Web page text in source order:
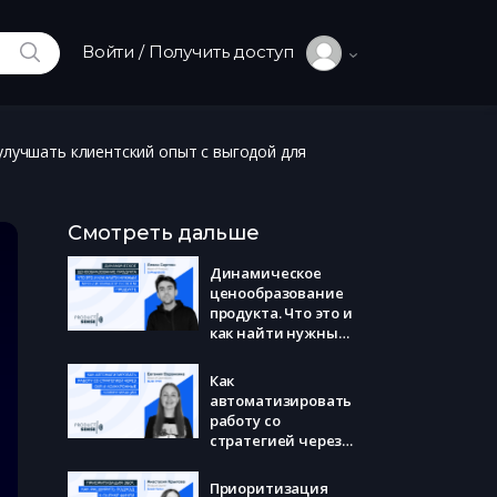
ИСКАТЬВойти / Получить доступ
клиентский опыт с выгодой для
Смотреть дальше
Динамическое
ценообразование
продукта. Что это и
как найти нужный
своем продукте
(Левон Саргсян)
Как
автоматизировать
работу со
стратегией через
коммуникации
Приоритизация